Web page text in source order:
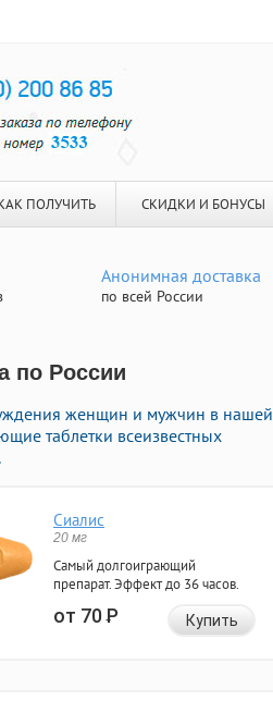
ПОЛУЧИТЬ СКИДКИ И БОНУСЫ
Анонимная доставка
по всей России
по России
женщин и мужчин в нашей
таблетки всеизвестных
Сиалис
20 мг
Самый долгоиграющий
препарат. Эффект до 36 часов.
от 70Р Купить